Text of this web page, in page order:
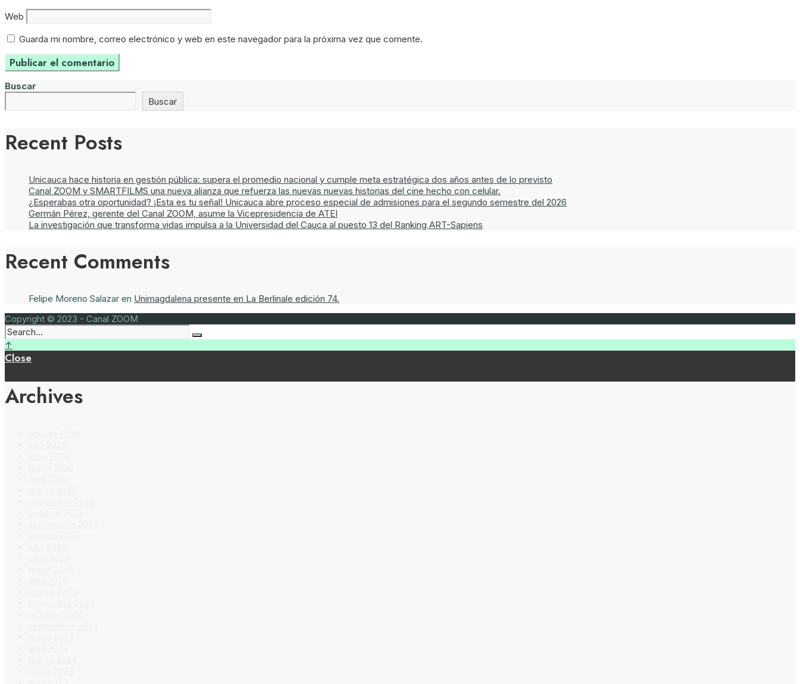
Web
Guarda mi nombre, correo electrónico y web en este navegador para la próxima vez que comente.
Buscar
Buscar
Recent Posts
Unicauca hace historia en gestión pública: supera el promedio nacional y cumple meta estratégica dos años antes de lo previsto
Canal ZOOM y SMARTFILMS una nueva alianza que refuerza las nuevas nuevas historias del cine hecho con celular.
¿Esperabas otra oportunidad? ¡Esta es tu señal! Unicauca abre proceso especial de admisiones para el segundo semestre del 2026
Germán Pérez, gerente del Canal ZOOM, asume la Vicepresidencia de ATEI
La investigación que transforma vidas impulsa a la Universidad del Cauca al puesto 13 del Ranking ART-Sapiens
Recent Comments
Felipe Moreno Salazar en Unimagdalena presente en La Berlinale edición 74.
Copyright © 2023 - Canal ZOOM
↑
Close
Archives